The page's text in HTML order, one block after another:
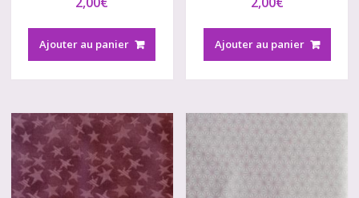
Ajouter au panier Ajouter au panier